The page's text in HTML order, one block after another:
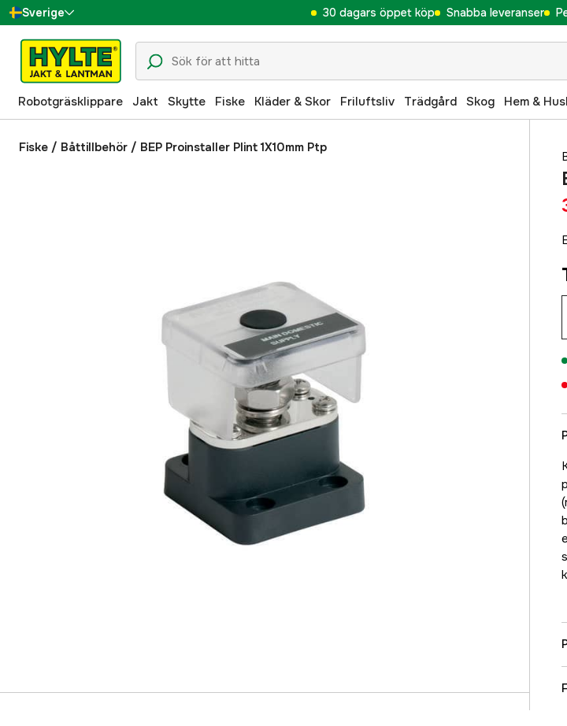
Sverige
Danmark
Suomi
Norge
Deutschland
30 dagars öppet köp Snabba leveranser
Robotgräsklippare Jakt Skytte Fiske Kläder & Skor Friluftsliv Trädgård Skog Hem &
Fiske / Båttillbehör / BEP Proinstaller Plint 1X10mm Ptp